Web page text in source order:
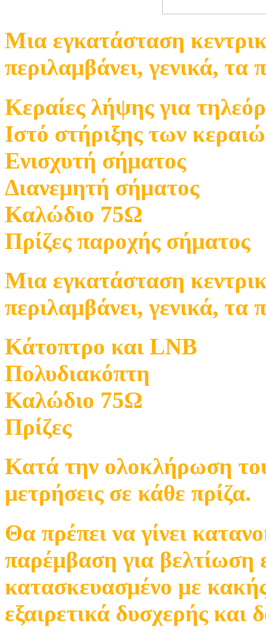
Μια εγκατάσταση
περιλαμβάνει, γενικά, τα
Κεραίες λήψης για
Ιστό στήριξης των
Ενισχυτή σήματος
Διανεμητή σήματος
Καλώδιο 75Ω
Πρίζες παροχής σήματος
Μια εγκατάσταση
περιλαμβάνει, γενικά, τα
Κάτοπτρο και LNB
Πολυδιακόπτη
Καλώδιο 75Ω
Πρίζες
Κατά την ολοκλήρωση
μετρήσεις σε κάθε πρίζα.
Θα πρέπει να γίνει
παρέμβαση για βελτίωση
κατασκευασμένο με
εξαιρετικά δυσχερής και